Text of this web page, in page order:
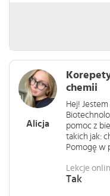
Alicja
chemii
Hej!
pomoc z
takich jak:
Pomogę w
Lekcje
Tak